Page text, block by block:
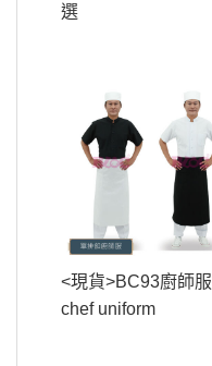
選
<現貨>BC93廚師服
chef uniform